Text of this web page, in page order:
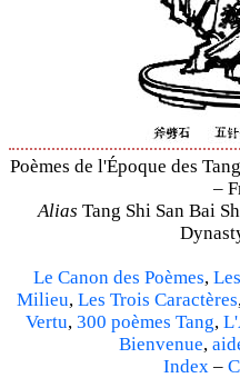
Poèmes de l'Époque des
–
Alias Tang Shi San Bai
Le Canon des Poèmes,
Milieu, Les Trois Caractères
Vertu, 300 poèmes Tang,
Bienvenue,
Index–